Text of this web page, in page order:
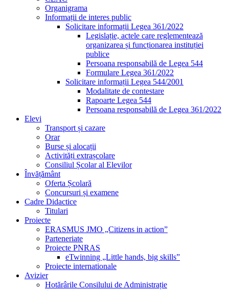
Organigrama
Informații de interes public
Solicitare informații Legea 361/2022
Legislație, actele care reglementează
organizarea și funcționarea instituției
publice
Persoana responsabilă de Legea 544
Formulare Legea 361/2022
Solicitare informații Legea 544/2001
Modalitate de contestare
Rapoarte Legea 544
Persoana responsabilă de Legea 361/2022
Elevi
Transport și cazare
Orar
Burse și alocații
Activități extrașcolare
Consiliul Școlar al Elevilor
Învățământ
Oferta Școlară
Concursuri și examene
Cadre Didactice
Titulari
Proiecte
ERASMUS JMO „Citizens in action”
Parteneriate
Proiecte PNRAS
eTwinning „Little hands, big skills”
Proiecte internationale
Avizier
Hotărârile Consilului de Administrație